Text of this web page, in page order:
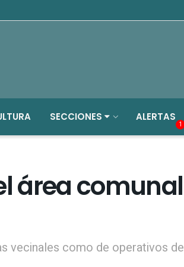
SECCIONES ALERTAS
1
área comunal
vecinales como de operativos de